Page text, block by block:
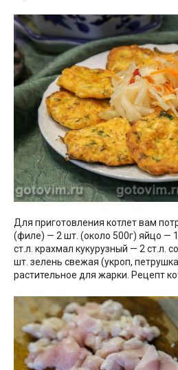
Для приготовления котлет вам
(филе) — 2 шт. (около 500г) яйцо —
ст.л. крахмал кукурузный — 2 ст.л.
шт. зелень свежая (укроп,
растительное для жарки. Рецепт